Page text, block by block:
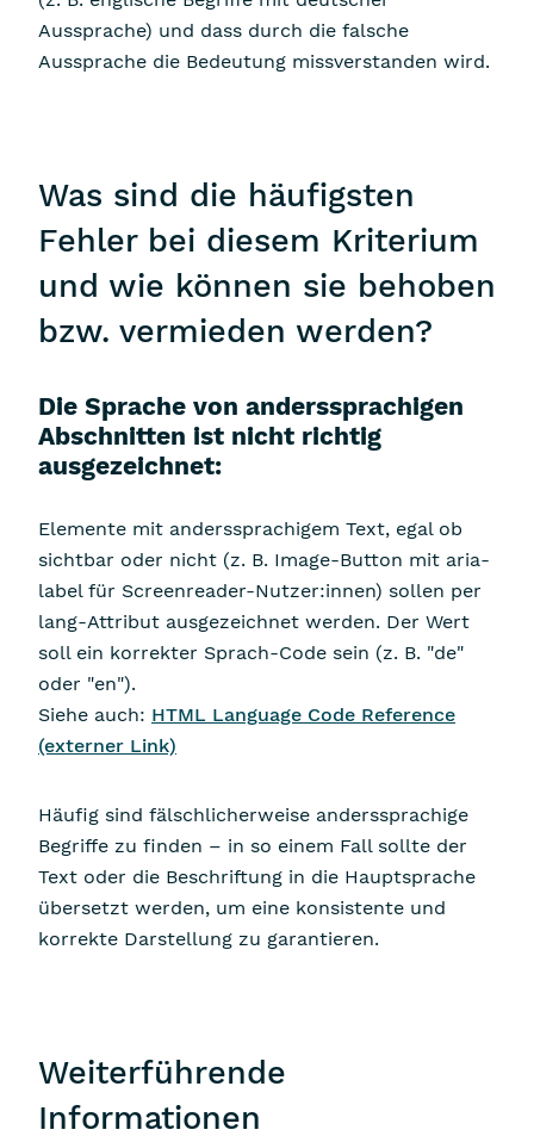
Aussprache) und dass durch die falsche
Aussprache die Bedeutung missverstanden wird.
Was sind die häufigsten
Fehler bei diesem Kriterium
und wie können sie behoben
bzw. vermieden werden?
Die Sprache von anderssprachigen
Abschnitten ist nicht richtig
ausgezeichnet:
Elemente mit anderssprachigem Text, egal ob
sichtbar oder nicht (z. B. Image-Button mit aria-
label für Screenreader-Nutzer:innen) sollen per
lang-Attribut ausgezeichnet werden. Der Wert
soll ein korrekter Sprach-Code sein (z. B. "de"
oder "en").
Siehe auch: HTML Language Code Reference
(externer Link)
Häufig sind fälschlicherweise anderssprachige
Begriffe zu finden – in so einem Fall sollte der
Text oder die Beschriftung in die Hauptsprache
übersetzt werden, um eine konsistente und
korrekte Darstellung zu garantieren.
Weiterführende
Informationen